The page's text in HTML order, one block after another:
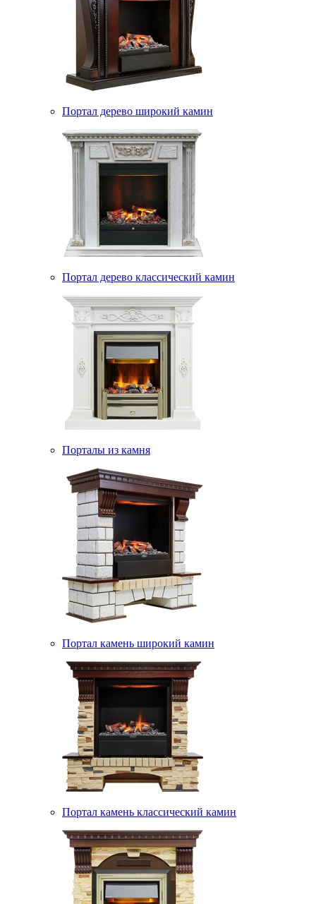
Портал дерево широкий камин
Портал дерево классический камин
Порталы из камня
Портал камень широкий камин
Портал камень классический камин